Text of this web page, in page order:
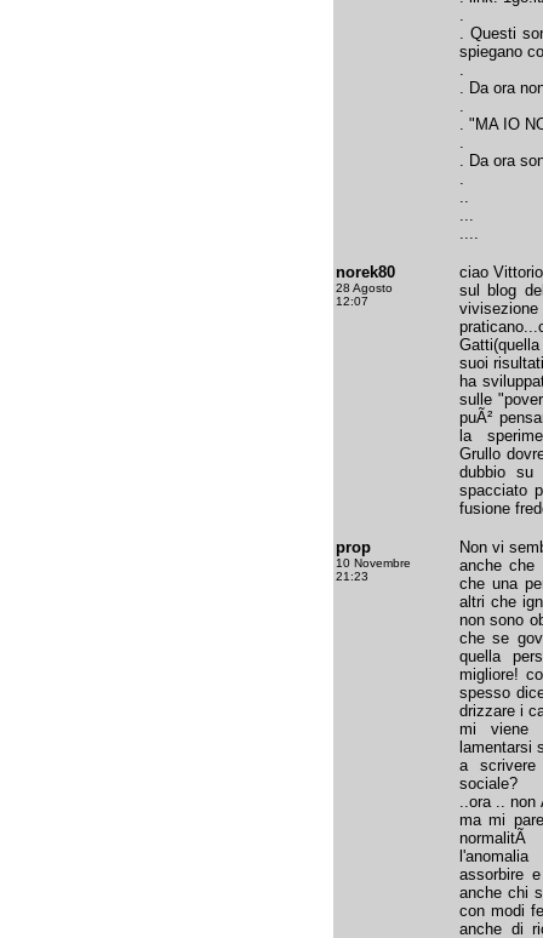
.
. Questi
spiegano
.
. Da ora
.
. "MA IO
.
. Da ora
.
..
...
....
norek80
28 Agosto
12:07
ciao Vittorio
sul blog
suoi
ha
sulle
puÃ²
la
Grullo
dubbio
spacciato
fusione
prop
10 Novembre
21:23
Non vi
anche che
che una
altri che
non sono
che se
quella
migliore!
spesso
drizzare i
mi viene
lamentarsi
a
sociale?
..ora .. non
ma mi
normalitÃ
assorbire
anche chi
con modi
anche di